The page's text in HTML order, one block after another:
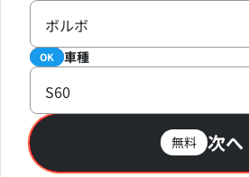
ボルボ
必須 車種
OK
S60
無料 次へ